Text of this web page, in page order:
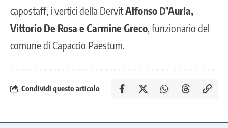
capostaff, i vertici della DervitAlfonso D’Auria,
Vittorio De Rosa e Carmine Greco , funzionario del
comune di Capaccio Paestum.
Condividi questo articolo